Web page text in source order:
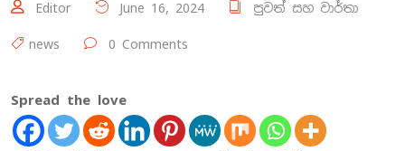
Editor June 16, 2024 පුවත් සහ වාර්තා
news 0 Comments
Spread the love